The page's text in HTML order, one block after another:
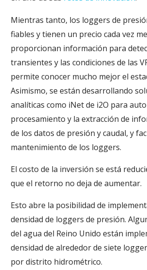
Mientras tanto, los loggers de
fiables y tienen un precio cada vez
proporcionan información para
transientes y las condiciones de las
permite conocer mucho mejor el
Asimismo, se están desarrollando
analíticas como iNet de i2O para
procesamiento y la extracción de
de los datos de presión y caudal, y
mantenimiento de los loggers.
El costo de la inversión se está
que el retorno no deja de aumentar.
Esto abre la posibilidad de
densidad de loggers de presión.
del agua del Reino Unido están
densidad de alrededor de siete
por distrito hidrométrico.